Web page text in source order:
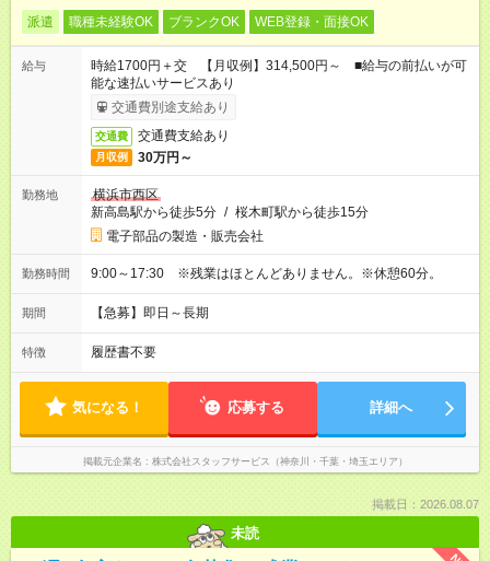
派遣 職種未経験OK ブランクOK WEB登録・面接OK
給与
時給1700円＋交 【月収例】314,500円～ ■給与の前払いが可
能な速払いサービスあり
交通費別途支給あり
交通費 交通費支給あり
月収例 30万円～
勤務地
横浜市西区
新高島駅から徒歩5分 / 桜木町駅から徒歩15分
電子部品の製造・販売会社
勤務時間 9:00～17:30 ※残業はほとんどありません。※休憩60分。
期間 【急募】即日～長期
特徴 履歴書不要
気になる！ 応募する 詳細へ
掲載元企業名 株式会社スタッフサービス（神奈川・千葉・埼玉エリア）
掲載日：2026.08.07
未読